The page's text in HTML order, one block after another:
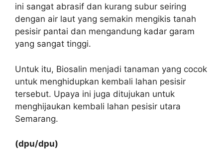
ini sangat abrasif dan kurang subur seiring
dengan air laut yang semakin mengikis tanah
pesisir pantai dan mengandung kadar garam
yang sangat tinggi.
Untuk itu, Biosalin menjadi tanaman yang cocok
untuk menghidupkan kembali lahan pesisir
tersebut. Upaya ini juga ditujukan untuk
menghijaukan kembali lahan pesisir utara
Semarang.
(dpu/dpu)